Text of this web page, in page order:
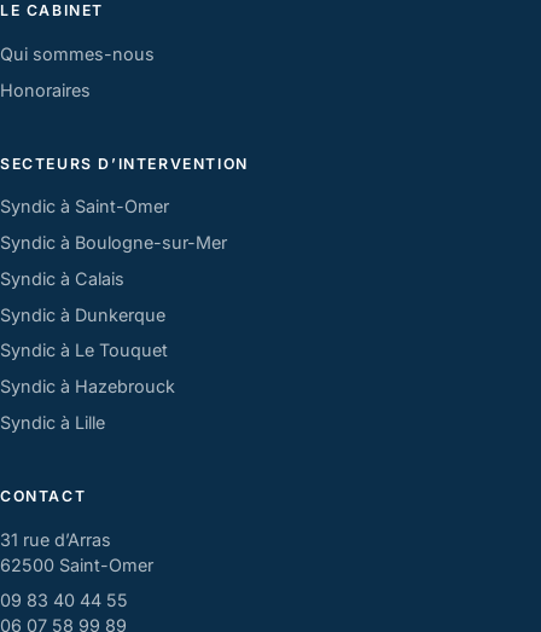
LE CABINET
Qui sommes-nous
Honoraires
SECTEURS D’INTERVENTION
Syndic à Saint-Omer
Syndic à Boulogne-sur-Mer
Syndic à Calais
Syndic à Dunkerque
Syndic à Le Touquet
Syndic à Hazebrouck
Syndic à Lille
CONTACT
31 rue d’Arras
62500 Saint-Omer
09 83 40 44 55
06 07 58 99 89